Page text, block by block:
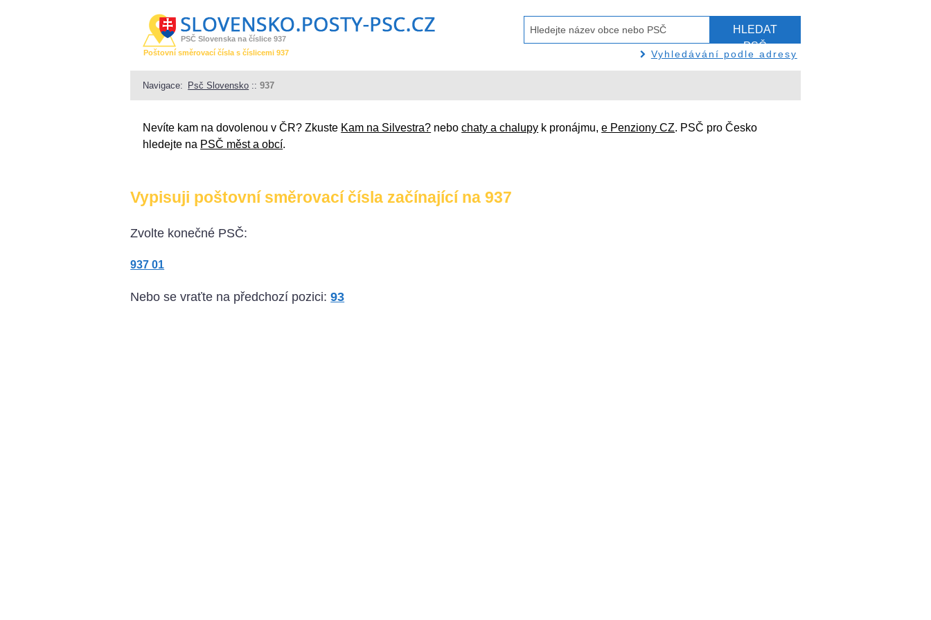
PSČ Slovenska na číslice 937
Poštovní směrovací čísla s číslicemi 937
HLEDAT
PSČ
Vyhledávání podle adresy
Navigace: Psč Slovensko ::937
Nevíte kam na dovolenou v ČR? Zkuste Kam na Silvestra? nebochaty a chalupy k pronájmu,e Penziony CZ. PSČ pro Česko
hledejte na PSČ měst a obcí.
Vypisuji poštovní směrovací čísla začínající na 937
Zvolte konečné PSČ:
937 01
Nebo se vraťte na předchozí pozici:93